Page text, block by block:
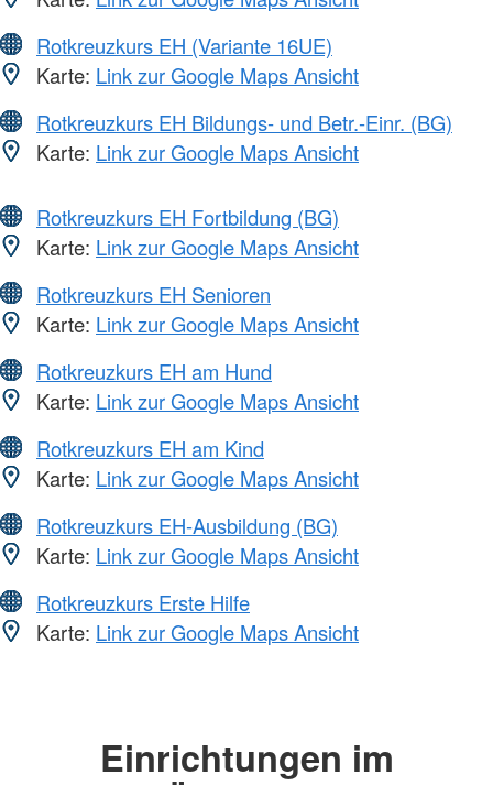
Rotkreuzkurs EH (Variante 16UE)
Karte: Link zur Google Maps Ansicht
Rotkreuzkurs EH Bildungs- und Betr.-Einr. (BG)
Karte: Link zur Google Maps Ansicht
Rotkreuzkurs EH Fortbildung (BG)
Karte: Link zur Google Maps Ansicht
Rotkreuzkurs EH Senioren
Karte: Link zur Google Maps Ansicht
Rotkreuzkurs EH am Hund
Karte: Link zur Google Maps Ansicht
Rotkreuzkurs EH am Kind
Karte: Link zur Google Maps Ansicht
Rotkreuzkurs EH-Ausbildung (BG)
Karte: Link zur Google Maps Ansicht
Rotkreuzkurs Erste Hilfe
Karte: Link zur Google Maps Ansicht
Einrichtungen im